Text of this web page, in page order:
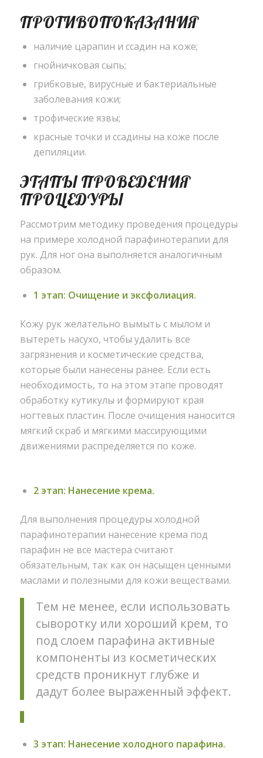
ПРОТИВОПОКАЗАНИЯ
наличие царапин и ссадин на коже;
гнойничковая сыпь;
грибковые, вирусные и бактериальные
заболевания кожи;
трофические язвы;
красные точки и ссадины на коже после
депиляции.
ЭТАПЫ ПРОВЕДЕНИЯ
ПРОЦЕДУРЫ
Рассмотрим методику проведения процедуры
на примере холодной парафинотерапии для
рук. Для ног она выполняется аналогичным
образом.
1 этап: Очищение и эксфолиация.
Кожу рук желательно вымыть с мылом и
вытереть насухо, чтобы удалить все
загрязнения и косметические средства,
которые были нанесены ранее. Если есть
необходимость, то на этом этапе проводят
обработку кутикулы и формируют края
ногтевых пластин. После очищения наносится
мягкий скраб и мягкими массирующими
движениями распределяется по коже.
2 этап: Нанесение крема.
Для выполнения процедуры холодной
парафинотерапии нанесение крема под
парафин не все мастера считают
обязательным, так как он насыщен ценными
маслами и полезными для кожи веществами.
Тем не менее, если использовать
сыворотку или хороший крем, то
под слоем парафина активные
компоненты из косметических
средств проникнут глубже и
дадут более выраженный эффект.
3 этап: Нанесение холодного парафина.